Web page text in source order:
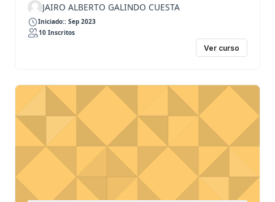
JAIRO ALBERTO GALINDO CUESTA
Iniciado:: Sep 2023
10 Inscritos
Ver curso